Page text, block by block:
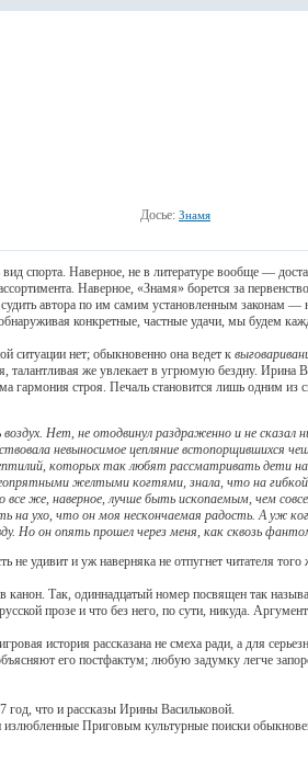
Досье: Знамя
спорта. Наверное, не в литературе вообще —
Наверное, «Знамя» борется за
автора по им самим установленным законам —
конкретные, частные удачи, мы будем
ситуации нет; обыкновенно она ведет к
талантливая же увлекает в угрюмую бездну. Ирина
гармония строя. Печаль становится лишь одним из
Нет, не отодвинул раздраженно и не сказал
невыносимое цепляние встопорщившихся
которых так любят рассматривать дети на
желтыми когтями, знала, что на гибкой
же, наверное, лучше быть ископаемым, чем
на ухо, что он моя нескончаемая радость. А уж
Но он опять прошел через меня, как сквозь
удивит и уж наверняка не отпугнет читателя того
канон. Так, одиннадцатый номер посвящен так
прозе и что без него, по сути, никуда.
игровая история рассказана не смеха ради, а для
его постфактум; любую задумку легче
что и рассказы Ирины Васильковой.
излюбленные Приговым культурные поиски